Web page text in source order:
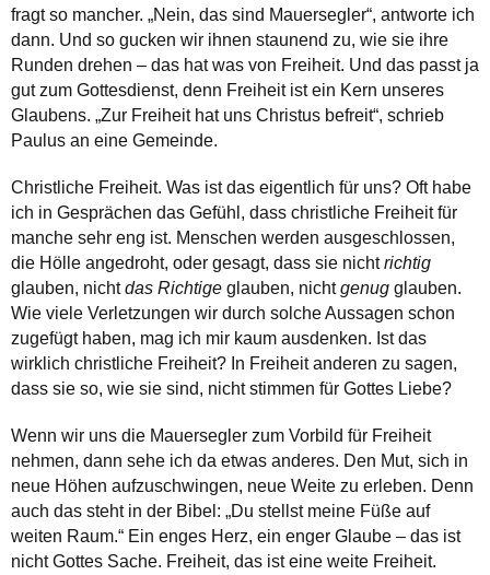
fragt so mancher. „Nein, das sind Mauersegler“, antworte ich
dann. Und so gucken wir ihnen staunend zu, wie sie ihre
Runden drehen – das hat was von Freiheit. Und das passt ja
gut zum Gottesdienst, denn Freiheit ist ein Kern unseres
Glaubens. „Zur Freiheit hat uns Christus befreit“, schrieb
Paulus an eine Gemeinde.
Christliche Freiheit. Was ist das eigentlich für uns? Oft habe
ich in Gesprächen das Gefühl, dass christliche Freiheit für
manche sehr eng ist. Menschen werden ausgeschlossen,
die Hölle angedroht, oder gesagt, dass sie nichtrichtig
glauben, nichtdas Richtige glauben, nichtgenug glauben.
Wie viele Verletzungen wir durch solche Aussagen schon
zugefügt haben, mag ich mir kaum ausdenken. Ist das
wirklich christliche Freiheit? In Freiheit anderen zu sagen,
dass sie so, wie sie sind, nicht stimmen für Gottes Liebe?
Wenn wir uns die Mauersegler zum Vorbild für Freiheit
nehmen, dann sehe ich da etwas anderes. Den Mut, sich in
neue Höhen aufzuschwingen, neue Weite zu erleben. Denn
auch das steht in der Bibel: „Du stellst meine Füße auf
weiten Raum.“ Ein enges Herz, ein enger Glaube – das ist
nicht Gottes Sache. Freiheit, das ist eine weite Freiheit.